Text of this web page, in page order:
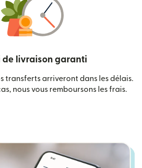
de livraison garanti
transferts arriveront dans les délais.
nous vous remboursons les frais.